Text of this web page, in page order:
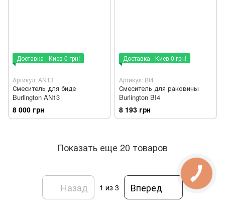
Доставка - Киев 0 грн!
Артикул: AN13
Смеситель для биде
Burlington AN13
8 000 грн
Доставка - Киев 0 грн!
Артикул: BI4
Смеситель для раковины
Burlington BI4
8 193 грн
Показать еще 20 товаров
Назад 1 из 3 Вперед